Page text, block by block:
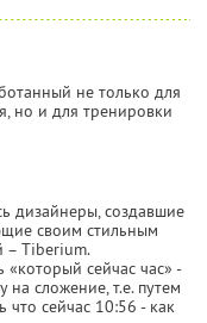
не только для
но и для тренировки
дизайнеры, создавшие
своим стильным
– Tiberium.
«который сейчас час» -
сложение, т.е. путем
что сейчас 10:56 - как